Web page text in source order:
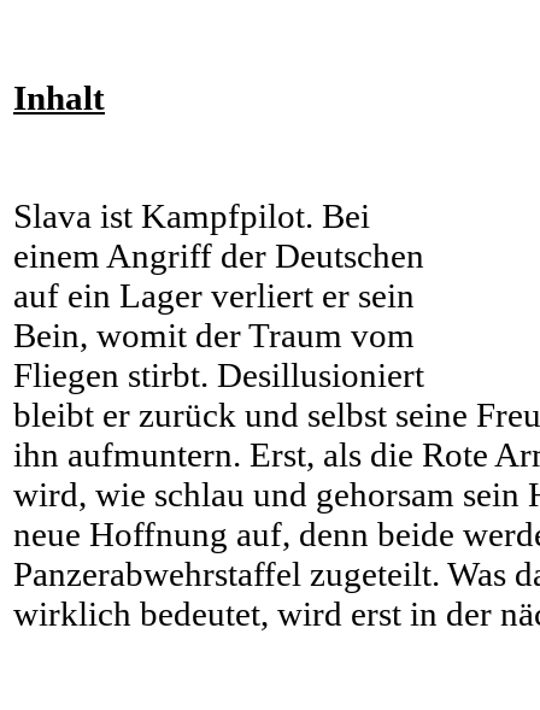
Inhalt
Slava ist Kampfpilot. Bei
einem Angriff der Deutschen
auf ein Lager verliert er sein
Bein, womit der Traum vom
Fliegen stirbt. Desillusioniert
bleibt er zurück und selbst seine
ihn aufmuntern. Erst, als die Rote
wird, wie schlau und gehorsam
neue Hoffnung auf, denn beide
Panzerabwehrstaffel zugeteilt. Was
wirklich bedeutet, wird erst in der